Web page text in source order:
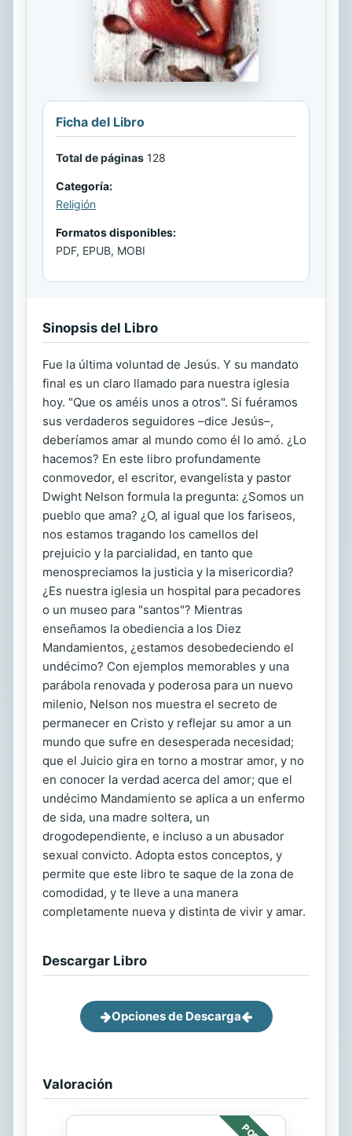
Ficha del Libro
Total de páginas 128
Categoría:
Religión
Formatos disponibles:
PDF, EPUB, MOBI
Sinopsis del Libro
Fue la última voluntad de Jesús. Y su mandato
final es un claro llamado para nuestra iglesia
hoy. "Que os améis unos a otros". Si fuéramos
sus verdaderos seguidores –dice Jesús–,
deberíamos amar al mundo como él lo amó. ¿Lo
hacemos? En este libro profundamente
conmovedor, el escritor, evangelista y pastor
Dwight Nelson formula la pregunta: ¿Somos un
pueblo que ama? ¿O, al igual que los fariseos,
nos estamos tragando los camellos del
prejuicio y la parcialidad, en tanto que
menospreciamos la justicia y la misericordia?
¿Es nuestra iglesia un hospital para pecadores
o un museo para "santos"? Mientras
enseñamos la obediencia a los Diez
Mandamientos, ¿estamos desobedeciendo el
undécimo? Con ejemplos memorables y una
parábola renovada y poderosa para un nuevo
milenio, Nelson nos muestra el secreto de
permanecer en Cristo y reflejar su amor a un
mundo que sufre en desesperada necesidad;
que el Juicio gira en torno a mostrar amor, y no
en conocer la verdad acerca del amor; que el
undécimo Mandamiento se aplica a un enfermo
de sida, una madre soltera, un
drogodependiente, e incluso a un abusador
sexual convicto. Adopta estos conceptos, y
permite que este libro te saque de la zona de
comodidad, y te lleve a una manera
completamente nueva y distinta de vivir y amar.
Descargar Libro
Opciones de Descarga
Valoración